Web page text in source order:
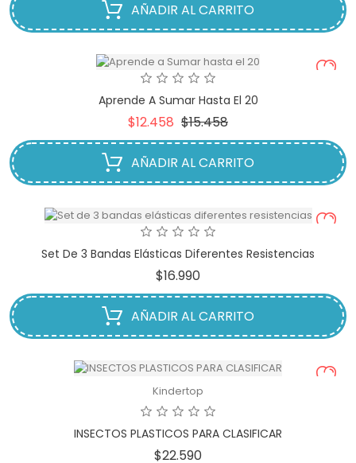
AÑADIR AL CARRITO
Aprende A Sumar Hasta El 20
$12.458 Precio
base
$15.458Precio
AÑADIR AL CARRITO
Set De 3 Bandas Elásticas Diferentes Resistencias
$16.990
AÑADIR AL CARRITO
Kindertop
INSECTOS PLASTICOS PARA CLASIFICAR
$22.590